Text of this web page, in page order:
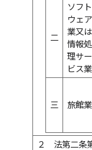
二
ソフト
ウェア
業又は
情報処
理サー
ビス業
三 旅館業
２
法第二条